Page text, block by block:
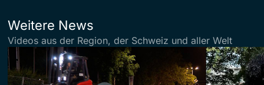
Weitere News
Videos aus der Region, der Schweiz und aller Welt